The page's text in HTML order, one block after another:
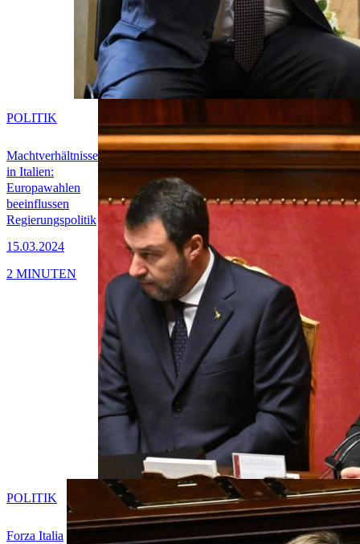
Machtverhältnisse
in Italien:
Europawahlen
beeinflussen
Regierungspolitik
15.03.2024
POLITIK
2 MINUTEN
Forza Italia
POLITIK